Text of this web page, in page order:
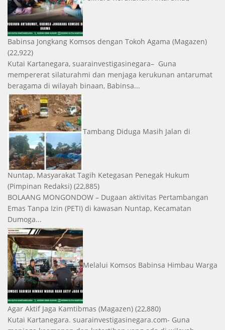
Babinsa Jongkang Komsos dengan Tokoh Agama (Magazen)
(22,922)
Kutai Kartanegara, suarainvestigasinegara– Guna
mempererat silaturahmi dan menjaga kerukunan antarumat
beragama di wilayah binaan, Babinsa...
Tambang Diduga Masih Jalan di
Nuntap, Masyarakat Tagih Ketegasan Penegak Hukum
(Pimpinan Redaksi) (22,885)
BOLAANG MONGONDOW – Dugaan aktivitas Pertambangan
Emas Tanpa Izin (PETI) di kawasan Nuntap, Kecamatan
Dumoga...
Melalui Komsos Babinsa Himbau Warga
Agar Aktif Jaga Kamtibmas (Magazen) (22,880)
Kutai Kartanegara. suarainvestigasinegara.com- Guna